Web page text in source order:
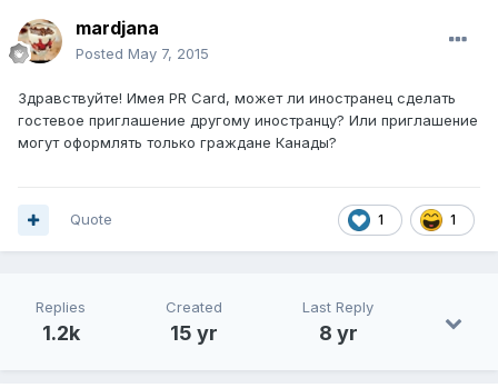
mardjana
Posted May 7, 2015
Здравствуйте! Имея PR Card, может ли иностранец сделать
гостевое приглашение другому иностранцу? Или приглашение
могут оформлять только граждане Канады?
1 1
Quote
Replies
1.2k
Created
15 yr
Last Reply
8 yr